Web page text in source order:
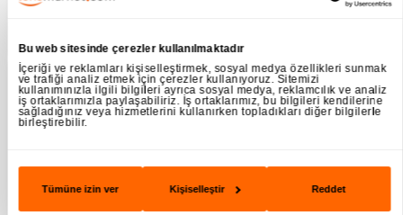
Bu web sitesinde çerezler kullanılmaktadır
İçeriği ve reklamları kişiselleştirmek, sosyal medya özellikleri sunmak
ve trafiği analiz etmek için çerezler kullanıyoruz. Sitemizi
kullanımınızla ilgili bilgileri ayrıca sosyal medya, reklamcılık ve analiz
iş ortaklarımızla paylaşabiliriz. İş ortaklarımız, bu bilgileri kendilerine
sağladığınız veya hizmetlerini kullanırken topladıkları diğer bilgilerle
birleştirebilir.
Tümüne izin ver Kişiselleştir Reddet